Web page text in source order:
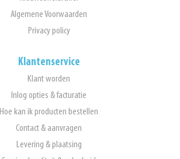
Algemene Voorwaarden
Privacy policy
Klantenservice
Klant worden
Inlog opties & facturatie
Hoe kan ik producten bestellen
Contact & aanvragen
Levering & plaatsing